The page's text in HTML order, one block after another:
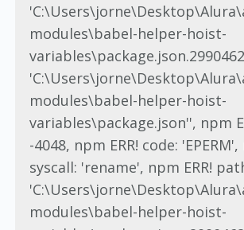
modules\babel-helper-hoist-
modules\babel-helper-hoist-
variables\package.json'', npm
-4048, npm ERR! code: 'EPERM',
syscall: 'rename', npm ERR!
modules\babel-helper-hoist-